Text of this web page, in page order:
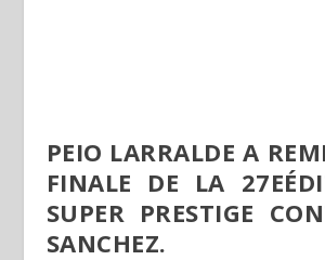
PEIO LARRALDE A
FINALE DE LA 27E
SUPER PRESTIGE
SANCHEZ.